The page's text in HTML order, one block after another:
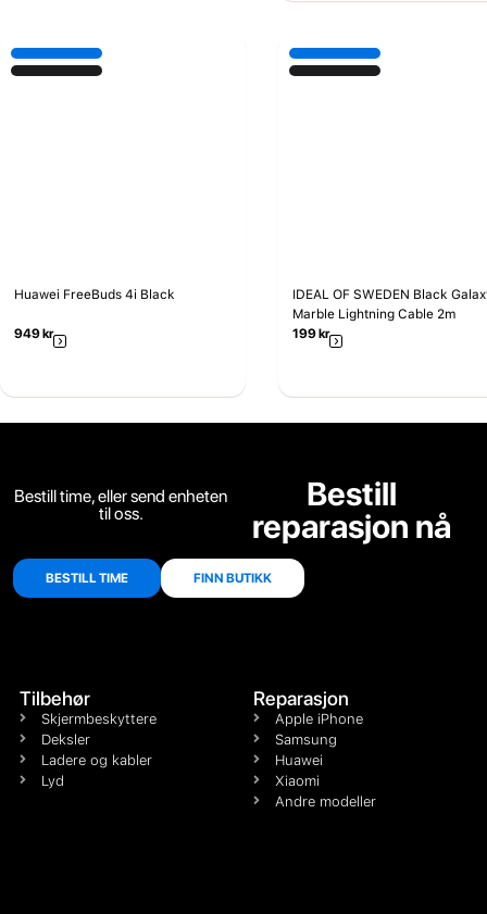
Huawei FreeBuds 4i Black
949kr
IDEAL OF SWEDEN Black
Marble Lightning Cable 2m
199kr
Bestill time, eller send enheten
til oss.
Bestill
reparasjon nå
BESTILL TIME FINN BUTIKK
Tilbehør
Skjermbeskyttere
Deksler
Ladere og kabler
Lyd
Reparasjon
Apple iPhone
Samsung
Huawei
Xiaomi
Andre modeller